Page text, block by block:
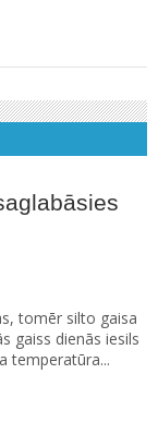
tomēr silto gaisa
gaiss dienās iesils
temperatūra...